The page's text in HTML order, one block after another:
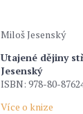
Miloš Jesenský
Utajené dějiny
Jesenský
ISBN: 978-80-
Více o knize